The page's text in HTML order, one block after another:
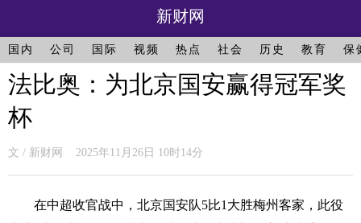
新财网
国内 公司 国际 视频 热点 社会 历史 教育 保
法比奥：为北京国安赢得冠军奖
杯
文 / 新财网 2025年11月26日 10时14分
在中超收官战中，北京国安队5比1大胜梅州客家，此役